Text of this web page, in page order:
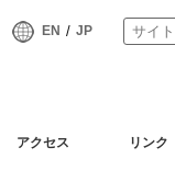
EN / JP
アクセス リンク